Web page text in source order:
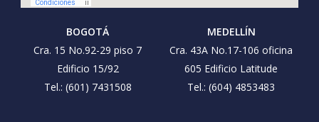
BOGOTÁ
Cra. 15 No.92-29 piso 7
Edificio 15/92
Tel.: (601) 7431508
MEDELLÍN
Cra. 43A No.17-106 oficina
605 Edificio Latitude
Tel.: (604) 4853483